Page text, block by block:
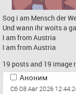
Sog i am Mensch der
Und wann ihr woits a
I am from Austria
I am from Austria
19 posts and 19 image
Аноним
Сб 08 Авг 2026